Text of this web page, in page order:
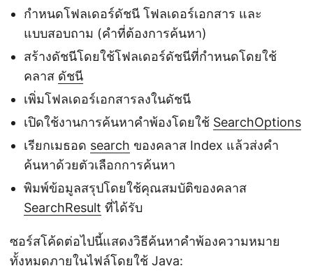
กำหนดโฟลเดอร์ดัชนี โฟลเดอร์เอกสาร และ
แบบสอบถาม (คำที่ต้องการค้นหา)
สร้างดัชนีโดยใช้โฟลเดอร์ดัชนีที่กำหนดโดยใช้
คลาส ดัชนี
เพิ่มโฟลเดอร์เอกสารลงในดัชนี
เปิดใช้งานการค้นหาคำพ้องโดยใช้ SearchOptions
เรียกเมธอด search ของคลาส Index แล้วส่งคำ
ค้นหาด้วยตัวเลือกการค้นหา
พิมพ์ข้อมูลสรุปโดยใช้คุณสมบัติของคลาส
SearchResult ที่ได้รับ
ซอร์สโค้ดต่อไปนี้แสดงวิธีค้นหาคำพ้องความหมาย
ทั้งหมดภายในไฟล์โดยใช้ Java: